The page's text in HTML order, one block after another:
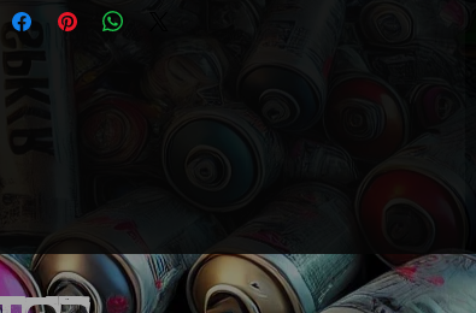
saison .
aluminium de qualité supérieure garantit